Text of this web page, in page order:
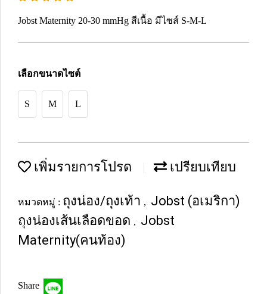
Jobst Maternity 20-30 mmHg สีเนื้อ มีไซส์ S-M-L
เลือกขนาดไซต์
S M L
เพิ่มรายการโปรด เปรียบเทียบ
หมวดหมู่ : ถุงน่อง/ถุงเท้า , Jobst (อเมริกา)
ถุงน่องเส้นเลือดขอด , Jobst
Maternity(คนท้อง)
Share